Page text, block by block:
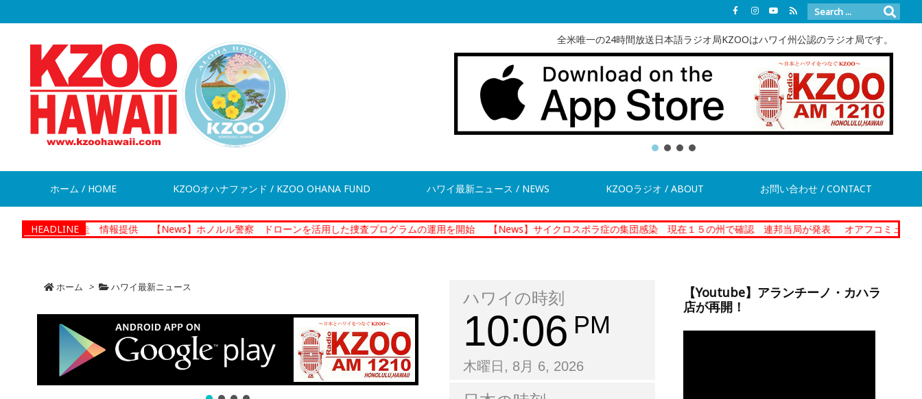
全米唯一の24時間放送日本語ラジオ局KZOOはハワイ州公認のラジオ局です。
ホーム / HOME KZOOオハナファンド / KZOO OHANA FUND ハワイ最新ニュース / NEWS KZOOラジオ / ABOUT お問い合わせ / CONTACT
HEADLINE
が脱走 情報提供 【News】ホノルル警察 ドローンを活用した捜査プログラムの運用を開始 【News】サイクロスポラ症の集団感染 現在１５の州で確認 連邦当局が発表 オアフコミュニティーコレ
ホーム > ハワイ最新ニュース
ハワイの時刻
10 06 PM
木曜日, 8月 6, 2026
【Youtube】アランチーノ・カハラ
店が再開！